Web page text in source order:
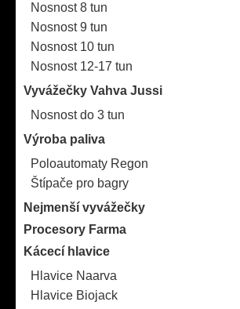
Nosnost 8 tun
Nosnost 9 tun
Nosnost 10 tun
Nosnost 12-17 tun
Vyvážečky Vahva Jussi
Nosnost do 3 tun
Výroba paliva
Poloautomaty Regon
Štípače pro bagry
Nejmenší vyvážečky
Procesory Farma
Kácecí hlavice
Hlavice Naarva
Hlavice Biojack